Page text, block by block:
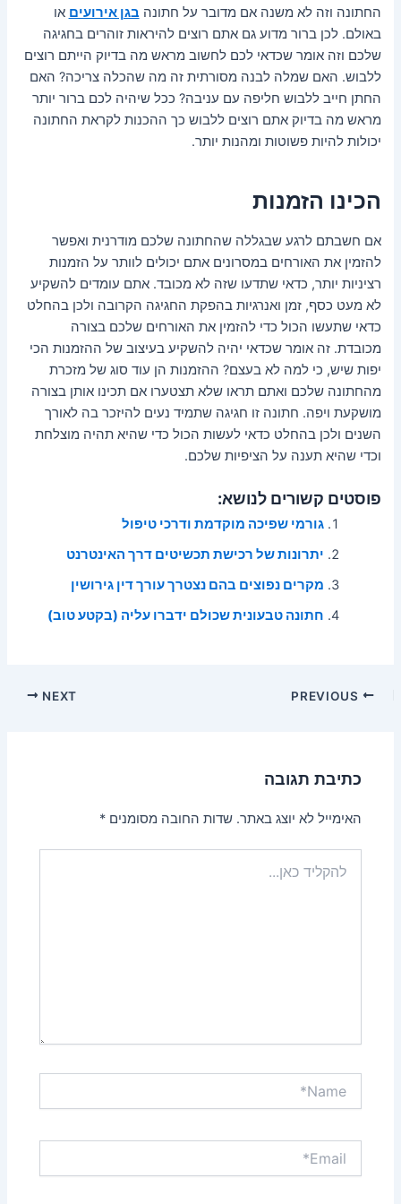
החתונה וזה לא משנה אם מדובר על חתונה בגן אירועים או
באולם. לכן ברור מדוע גם אתם רוצים להיראות זוהרים בחגיגה
שלכם וזה אומר שכדאי לכם לחשוב מראש מה בדיוק הייתם רוצים
ללבוש. האם שמלה לבנה מסורתית זה מה שהכלה צריכה? האם
החתן חייב ללבוש חליפה עם עניבה? ככל שיהיה לכם ברור יותר
מראש מה בדיוק אתם רוצים ללבוש כך ההכנות לקראת החתונה
יכולות להיות פשוטות ומהנות יותר.
הכינו הזמנות
אם חשבתם לרגע שבגללה שהחתונה שלכם מודרנית ואפשר
להזמין את האורחים במסרונים אתם יכולים לוותר על הזמנות
רציניות יותר, כדאי שתדעו שזה לא מכובד. אתם עומדים להשקיע
לא מעט כסף, זמן ואנרגיות בהפקת החגיגה הקרובה ולכן בהחלט
כדאי שתעשו הכול כדי להזמין את האורחים שלכם בצורה
מכובדת. זה אומר שכדאי יהיה להשקיע בעיצוב של ההזמנות הכי
יפות שיש, כי למה לא בעצם? ההזמנות הן עוד סוג של מזכרת
מהחתונה שלכם ואתם תראו שלא תצטערו אם תכינו אותן בצורה
מושקעת ויפה. חתונה זו חגיגה שתמיד נעים להיזכר בה לאורך
השנים ולכן בהחלט כדאי לעשות הכול כדי שהיא תהיה מוצלחת
וכדי שהיא תענה על הציפיות שלכם.
פוסטים קשורים לנושא:
גורמי שפיכה מוקדמת ודרכי טיפול
יתרונות של רכישת תכשיטים דרך האינטרנט
מקרים נפוצים בהם נצטרך עורך דין גירושין
חתונה טבעונית שכולם ידברו עליה (בקטע טוב)
Post
NEXT
כתיבת תגובה
האימייל לא יוצג באתר. שדות החובה מסומנים*
כאן...